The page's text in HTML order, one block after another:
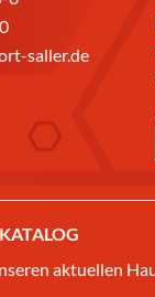
saller.de
aktuellen